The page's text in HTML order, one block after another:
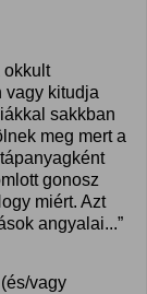
okkult
vagy kitudja
sakkban
meg mert a
gonosz
miért. Azt
angyalai...”
vagy